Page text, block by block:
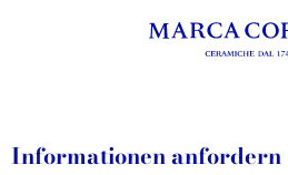
Informationen anfordern